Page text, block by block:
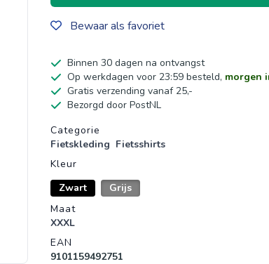
Bewaar als favoriet
Binnen 30 dagen na ontvangst
Op werkdagen voor 23:59 besteld, morgen
Gratis verzending vanaf 25,-
Bezorgd door PostNL
Productgegevens
Categorie
Fietskleding Fietsshirts
Kleur
Zwart
Grijs
Maat
XXXL
EAN
9101159492751